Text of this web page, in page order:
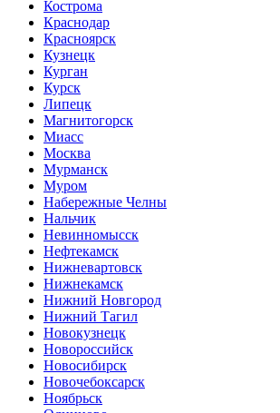
Кострома
Краснодар
Красноярск
Кузнецк
Курган
Курск
Липецк
Магнитогорск
Миасс
Москва
Мурманск
Муром
Набережные Челны
Нальчик
Невинномысск
Нефтекамск
Нижневартовск
Нижнекамск
Нижний Новгород
Нижний Тагил
Новокузнецк
Новороссийск
Новосибирск
Новочебоксарск
Ноябрьск